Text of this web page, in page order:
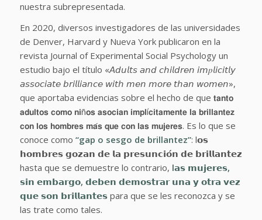
nuestra subrepresentada.
En 2020, diversos investigadores de las universidades
de Denver, Harvard y Nueva York publicaron en la
revista Journal of Experimental Social Psychology un
estudio bajo el título «𝘈𝘥𝘶𝘭𝘵𝘴 𝘢𝘯𝘥 𝘤𝘩𝘪𝘭𝘥𝘳𝘦𝘯 𝘪𝘮𝑝𝘭𝘪𝘤𝘪𝘵𝘭𝘺
𝘢𝘴𝘴𝘰𝘤𝘪𝘢𝘵𝘦 𝘣𝘳𝘪𝘭𝘭𝘪𝘢𝘯𝘤𝘦 𝘸𝘪𝘵𝘩 𝘮𝘦𝘯 𝘮𝘰𝘳𝘦 𝘵𝘩𝘢𝘯 𝘸𝘰𝘮𝘦𝘯»,
que aportaba evidencias sobre el hecho de que 𝘁𝗮𝗻𝘁𝗼
𝗮𝗱𝘂𝗹𝘁𝗼𝘀 𝗰𝗼𝗺𝗼 𝗻𝗶ñ𝗼𝘀 𝗮𝘀𝗼𝗰𝗶𝗮𝗻 𝗶𝗺𝗽𝗹í𝗰𝗶𝘁𝗮𝗺𝗲𝗻𝘁𝗲 𝗹𝗮 𝗯𝗿𝗶𝗹𝗹𝗮𝗻𝘁𝗲𝘇
𝗰𝗼𝗻 𝗹𝗼𝘀 𝗵𝗼𝗺𝗯𝗿𝗲𝘀 𝗺𝗮́𝘀 𝗾𝘂𝗲 𝗰𝗼𝗻 𝗹𝗮𝘀 𝗺𝘂𝗷𝗲𝗿𝗲𝘀. Es lo que se
conoce como “gap o sesgo de brillantez”: l𝗼𝘀
𝗵𝗼𝗺𝗯𝗿𝗲𝘀 𝗴𝗼𝘇𝗮𝗻 𝗱𝗲 𝗹𝗮 𝗽𝗿𝗲𝘀𝘂𝗻𝗰𝗶𝗼́𝗻 𝗱𝗲 𝗯𝗿𝗶𝗹𝗹𝗮𝗻𝘁𝗲𝘇
hasta que se demuestre lo contrario, l𝗮𝘀 𝗺𝘂𝗷𝗲𝗿𝗲𝘀,
𝘀𝗶𝗻 𝗲𝗺𝗯𝗮𝗿𝗴𝗼, 𝗱𝗲𝗯𝗲𝗻 𝗱𝗲𝗺𝗼𝘀𝘁𝗿𝗮𝗿 𝘂𝗻𝗮 𝘆 𝗼𝘁𝗿𝗮 𝘃𝗲𝘇
𝗾𝘂𝗲 𝘀𝗼𝗻 𝗯𝗿𝗶𝗹𝗹𝗮𝗻𝘁𝗲𝘀para que se les reconozca y se
las trate como tales.